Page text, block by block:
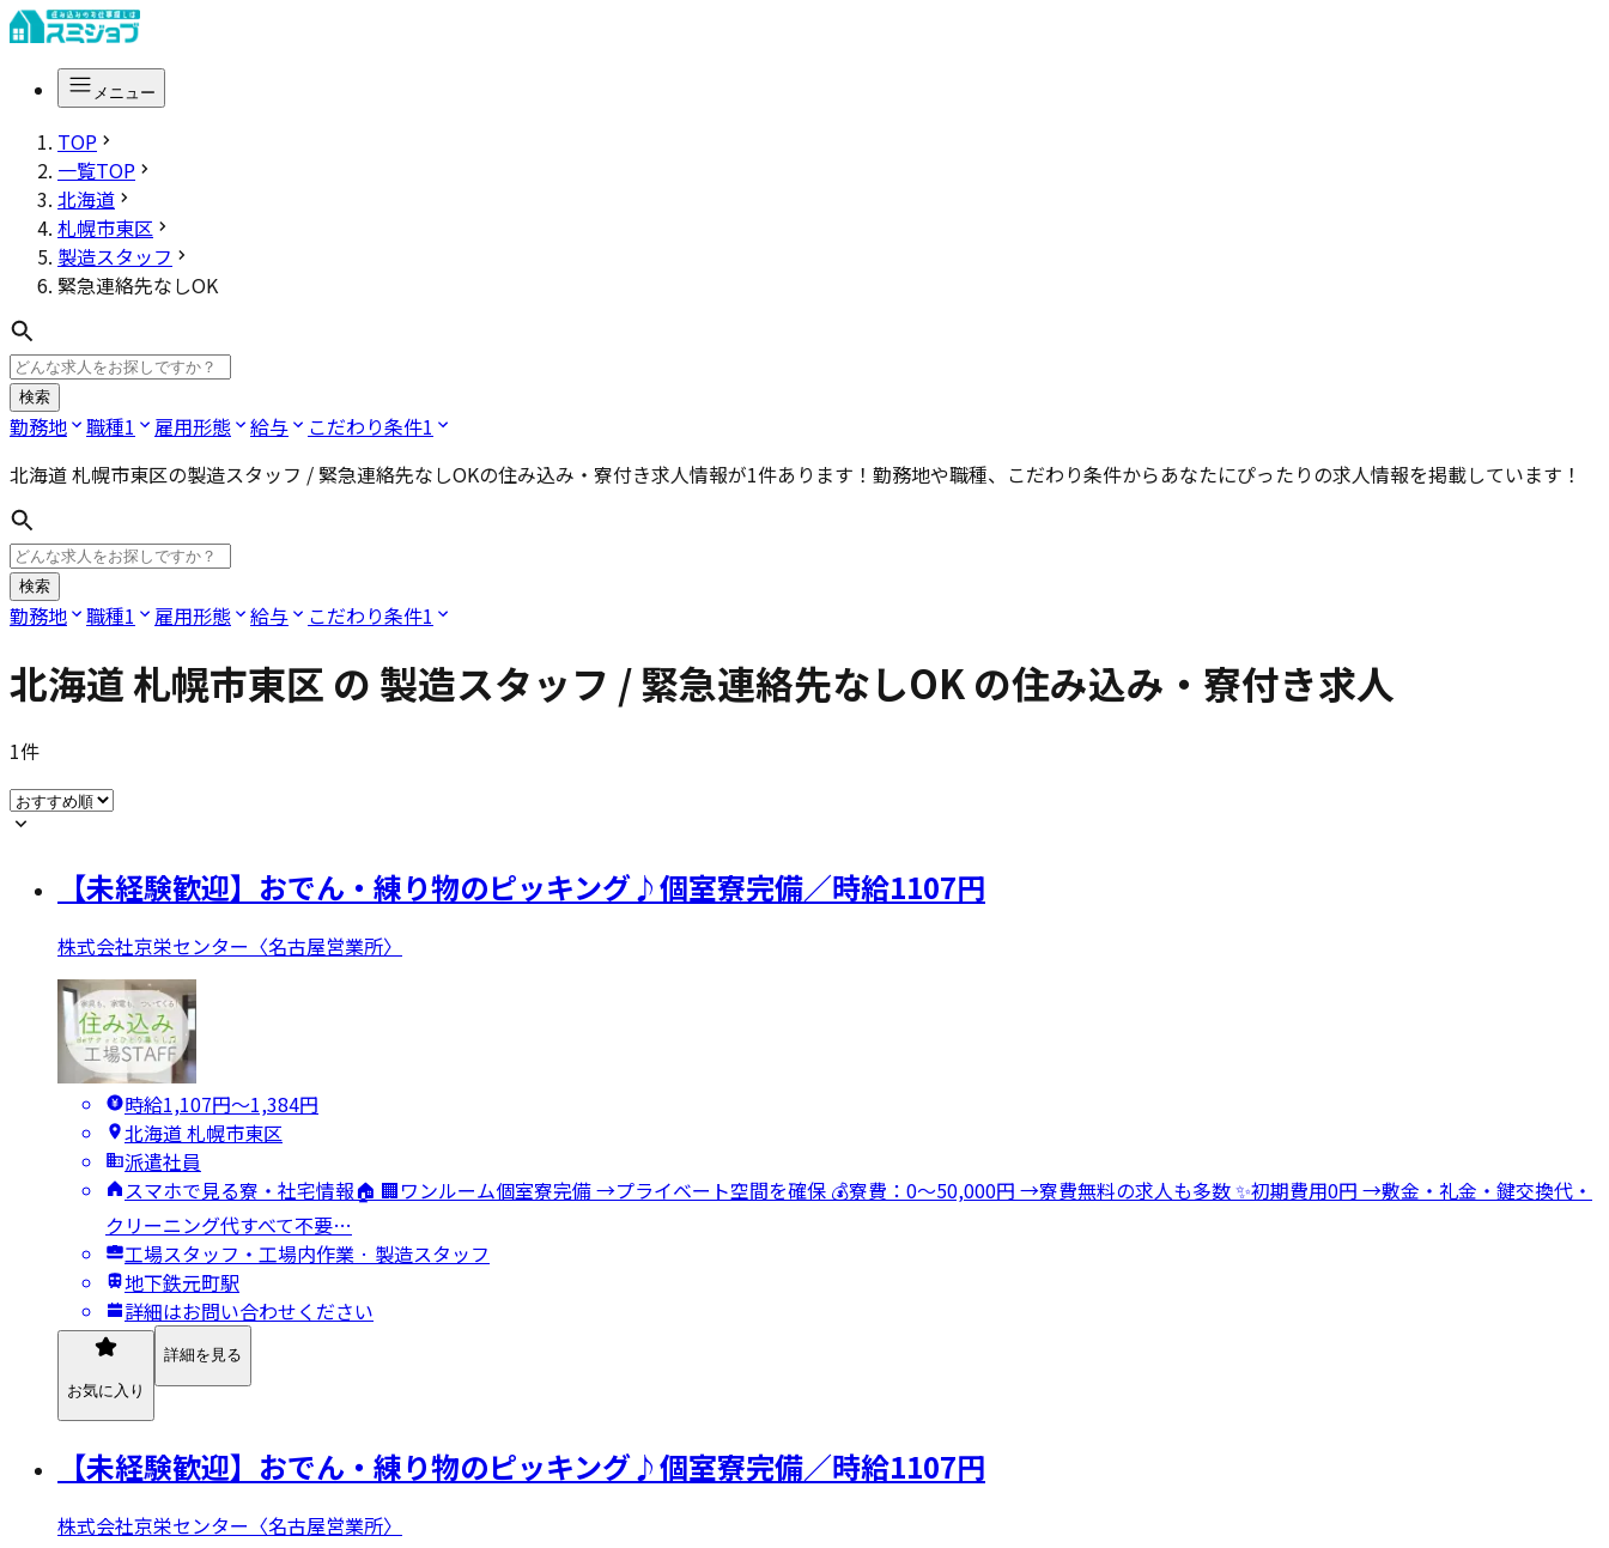
メニュー
TOP
一覧TOP
北海道
札幌市東区
製造スタッフ
緊急連絡先なしOK
検索
勤務地 職種1 雇用形態 給与 こだわり条件1
北海道 札幌市東区の製造スタッフ / 緊急連絡先なしOKの住み込み・寮付き求人情報が1件あります！勤務地や職種、こだわり条件からあなたにぴったりの求人情報を掲載しています！
検索
勤務地 職種1 雇用形態 給与 こだわり条件1
北海道 札幌市東区 の 製造スタッフ / 緊急連絡先なしOKの住み込み・寮付き求人
1件
【未経験歓迎】おでん・練り物のピッキング♪個室寮完備／時給1107円
株式会社京栄センター〈名古屋営業所〉
時給1,107円〜1,384円
北海道 札幌市東区
派遣社員
スマホで見る寮・社宅情報🏠 🏢ワンルーム個室寮完備 →プライベート空間を確保 💰寮費：0～50,000円 →寮費無料の求人も多数 ✨初期費用0円 →敷金・礼金・鍵交換代・
クリーニング代すべて不要…
工場スタッフ・工場内作業 · 製造スタッフ
地下鉄元町駅
詳細はお問い合わせください
お気に入り
詳細を見る
【未経験歓迎】おでん・練り物のピッキング♪個室寮完備／時給1107円
株式会社京栄センター〈名古屋営業所〉